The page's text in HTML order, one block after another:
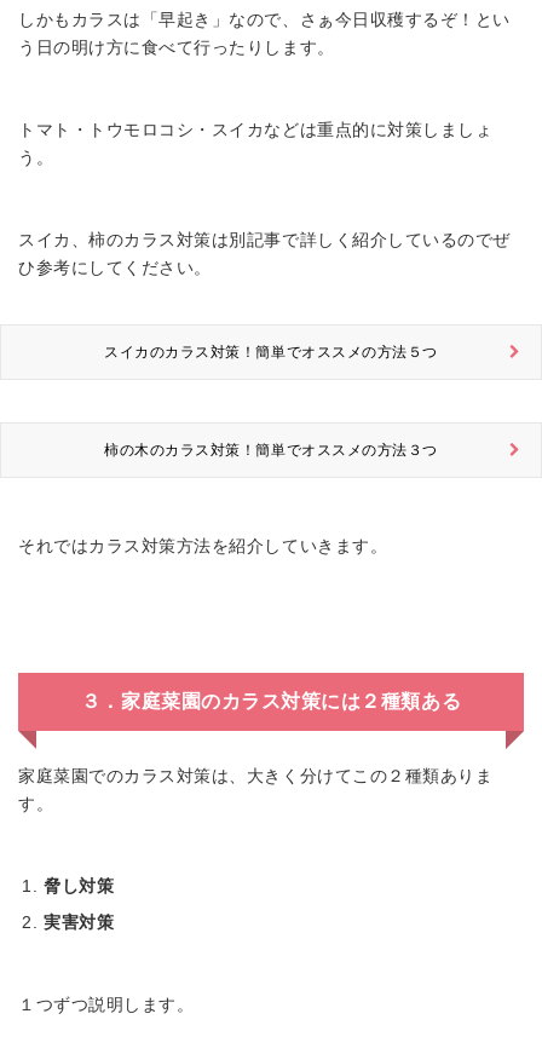
しかもカラスは「早起き」なので、さぁ今日収穫するぞ！とい
う日の明け方に食べて行ったりします。
トマト・トウモロコシ・スイカなどは重点的に対策しましょ
う。
スイカ、柿のカラス対策は別記事で詳しく紹介しているのでぜ
ひ参考にしてください。
スイカのカラス対策！簡単でオススメの方法５つ
柿の木のカラス対策！簡単でオススメの方法３つ
それではカラス対策方法を紹介していきます。
３．家庭菜園のカラス対策には２種類ある
家庭菜園でのカラス対策は、大きく分けてこの２種類ありま
す。
脅し対策
実害対策
１つずつ説明します。